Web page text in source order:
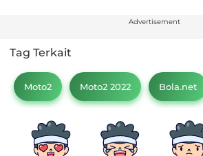
Advertisement
Tag Terkait
Moto2 Moto2 2022 Bola.net